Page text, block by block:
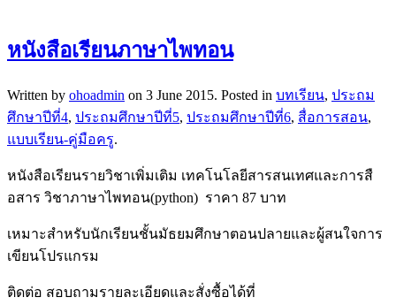
หนังสือเรียนภาษาไพทอน
Written by ohoadmin on 3 June 2015. Posted in บทเรียน, ประถม
ศึกษาปีที่4, ประถมศึกษาปีที่5, ประถมศึกษาปีที่6, สื่อการสอน,
แบบเรียน-คู่มือครู.
หนังสือเรียนรายวิชาเพิ่มเติม เทคโนโลยีสารสนเทศและการสื
อสาร วิชาภาษาไพทอน(python) ราคา 87 บาท
เหมาะสำหรับนักเรียนชั้นมัธยมศึกษาตอนปลายและผู้สนใจการ
เขียนโปรแกรม
ติดต่อ สอบถามรายละเอียดและสั่งซื้อได้ที่